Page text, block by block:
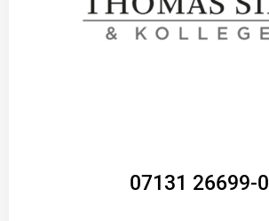
07131 26699-0